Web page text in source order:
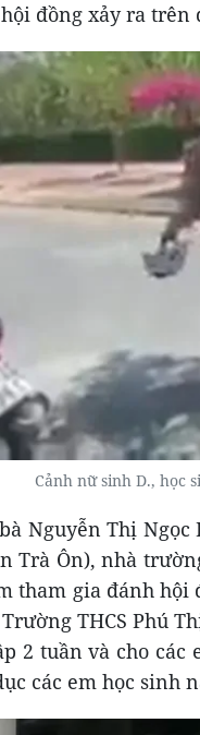
đồng xảy ra trên
Cảnh nữ sinh D., học
Nguyễn Thị
Trà Ôn), nhà
tham gia đánh
THCS Phú
2 tuần và cho
các em học sinh